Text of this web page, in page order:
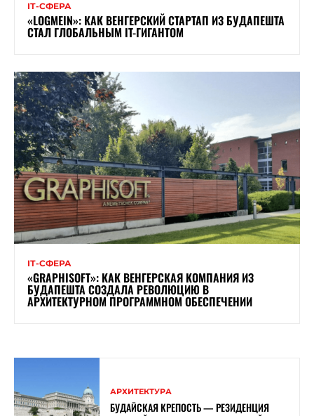
ІТ-СФЕРА
«LOGMEIN»: КАК ВЕНГЕРСКИЙ СТАРТАП ИЗ БУДАПЕШТА
СТАЛ ГЛОБАЛЬНЫМ IT-ГИГАНТОМ
ІТ-СФЕРА
«GRAPHISOFT»: КАК ВЕНГЕРСКАЯ КОМПАНИЯ ИЗ
БУДАПЕШТА СОЗДАЛА РЕВОЛЮЦИЮ В
АРХИТЕКТУРНОМ ПРОГРАММНОМ ОБЕСПЕЧЕНИИ
АРХИТЕКТУРА
БУДАЙСКАЯ КРЕПОСТЬ — РЕЗИДЕНЦИЯ